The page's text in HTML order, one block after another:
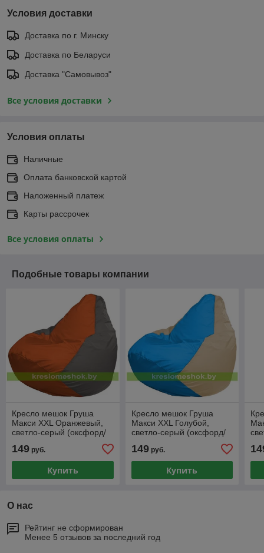
Условия доставки
Доставка по г. Минску
Доставка по Беларуси
Доставка "Самовывоз"
Все условия доставки
Условия оплаты
Наличные
Оплата банковской картой
Наложенный платеж
Карты рассрочек
Все условия оплаты
Подобные товары компании
Кресло мешок Груша
Макси XXL Оранжевый,
светло-серый (оксфорд/
149 руб.
Купить
Кресло мешок Груша
Макси XXL Голубой,
светло-серый (оксфорд/
149руб.
Купить
О нас
Рейтинг не сформирован
Менее 5 отзывов за последний год